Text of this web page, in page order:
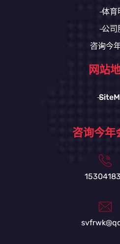
体育
公司
咨询今
网站
咨询今年